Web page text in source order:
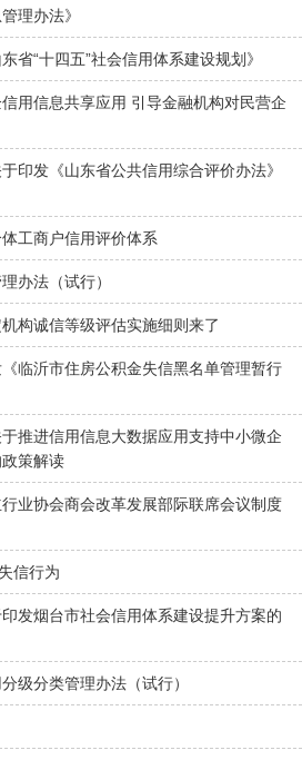
理办法》
省“十四五”社会信用体系建设规划》
用信息共享应用 引导金融机构对民营企
印发《山东省公共信用综合评价办法》
工商户信用评价体系
办法（试行）
构诚信等级评估实施细则来了
临沂市住房公积金失信黑名单管理暂行
于推进信用信息大数据应用支持中小微企
策解读
业协会商会改革发展部际联席会议制度
信行为
发烟台市社会信用体系建设提升方案的
级分类管理办法（试行）